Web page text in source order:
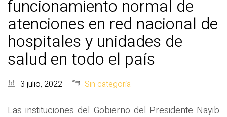
funcionamiento normal de
atenciones en red nacional de
hospitales y unidades de
salud en todo el país
3 julio, 2022 Sin categoría
Las instituciones del Gobierno del Presidente Nayib